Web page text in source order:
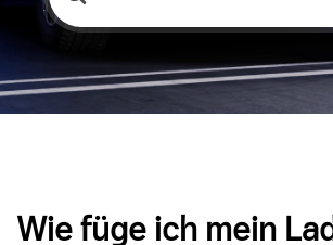
Wie füge ich mein